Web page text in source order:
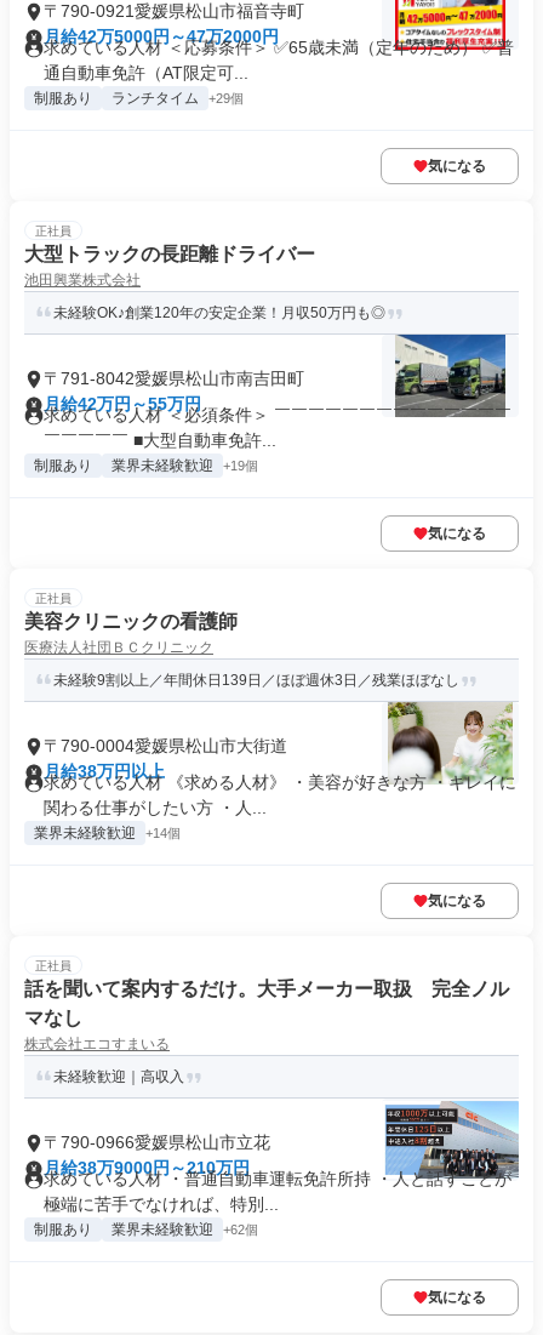
〒790-0921愛媛県松山市福音寺町
月給42万5000円～47万2000円
求めている人材 ＜応募条件＞ ✅65歳未満（定年のため） ✅普
通自動車免許（AT限定可...
制服あり ランチタイム +29個
気になる
正社員
大型トラックの長距離ドライバー
池田興業株式会社
未経験OK♪創業120年の安定企業！月収50万円も◎
〒791-8042愛媛県松山市南吉田町
月給42万円～55万円
求めている人材 ＜必須条件＞ ￣￣￣￣￣￣￣￣￣￣￣￣￣￣
￣￣￣￣￣ ■大型自動車免許...
制服あり 業界未経験歓迎 +19個
気になる
正社員
美容クリニックの看護師
医療法人社団ＢＣクリニック
未経験9割以上／年間休日139日／ほぼ週休3日／残業ほぼなし
〒790-0004愛媛県松山市大街道
月給38万円以上
求めている人材 《求める人材》 ・美容が好きな方 ・キレイに
関わる仕事がしたい方 ・人...
業界未経験歓迎 +14個
気になる
正社員
話を聞いて案内するだけ。大手メーカー取扱 完全ノル
マなし
株式会社エコすまいる
未経験歓迎｜高収入
〒790-0966愛媛県松山市立花
月給38万9000円～210万円
求めている人材 ・普通自動車運転免許所持 ・人と話すことが
極端に苦手でなければ、特別...
制服あり 業界未経験歓迎 +62個
気になる